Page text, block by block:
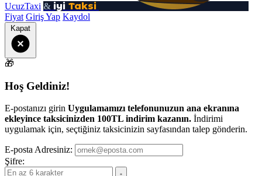
UcuzTaxi & iyi Taksi
Fiyat Giriş Yap Kaydol
Kapat
🎁
Hoş Geldiniz!
E-postanızı girin Uygulamamızı telefonunuzun ana ekranına
ekleyince taksicinizden 100TL indirim kazanın. İndirimi
uygulamak için, seçtiğiniz taksicinizin sayfasından talep gönderin.
E-posta Adresiniz:
Şifre: